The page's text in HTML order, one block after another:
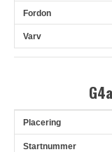
Pl Snr